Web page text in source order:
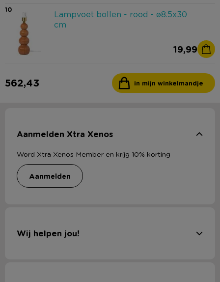
10
Lampvoet bollen - rood - ø8.5x30
cm
19,99
562,43 in mijn winkelmandje
Aanmelden Xtra Xenos
Word Xtra Xenos Member en krijg 10% korting
aanmelden
Wij helpen jou!